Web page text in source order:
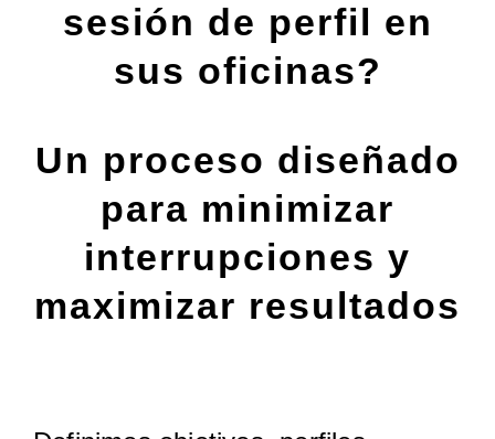
sesión de perfil en
sus oficinas?
Un proceso diseñado
para minimizar
interrupciones y
maximizar resultados